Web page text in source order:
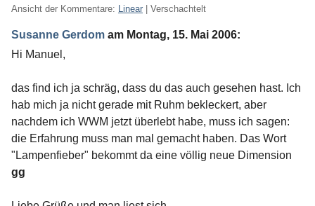
Ansicht der Kommentare: Linear | Verschachtelt
Susanne Gerdom am Montag, 15. Mai 2006:
Hi Manuel,
das find ich ja schräg, dass du das auch gesehen hast. Ich
hab mich ja nicht gerade mit Ruhm bekleckert, aber
nachdem ich WWM jetzt überlebt habe, muss ich sagen:
die Erfahrung muss man mal gemacht haben. Das Wort
"Lampenfieber" bekommt da eine völlig neue Dimension
gg